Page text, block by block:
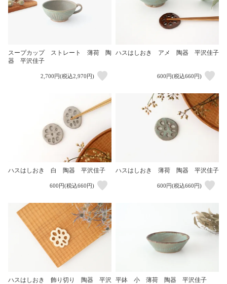
スープカップ ストレート 薄荷 陶
器 平沢佳子
2,700円(税込2,970円)
ハスはしおき アメ 陶器 平沢佳子
600円(税込660円)
ハスはしおき 白 陶器 平沢佳子
600円(税込660円)
ハスはしおき 薄荷 陶器 平沢佳子
600円(税込660円)
ハスはしおき 飾り切り 陶器 平沢
平鉢 小 薄荷 陶器 平沢佳子